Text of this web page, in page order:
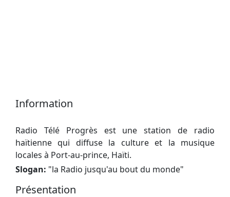
Information
Radio Télé Progrès est une station de radio
haïtienne qui diffuse la culture et la musique
locales à Port-au-prince, Haïti.
Slogan: "la Radio jusqu'au bout du monde"
Présentation